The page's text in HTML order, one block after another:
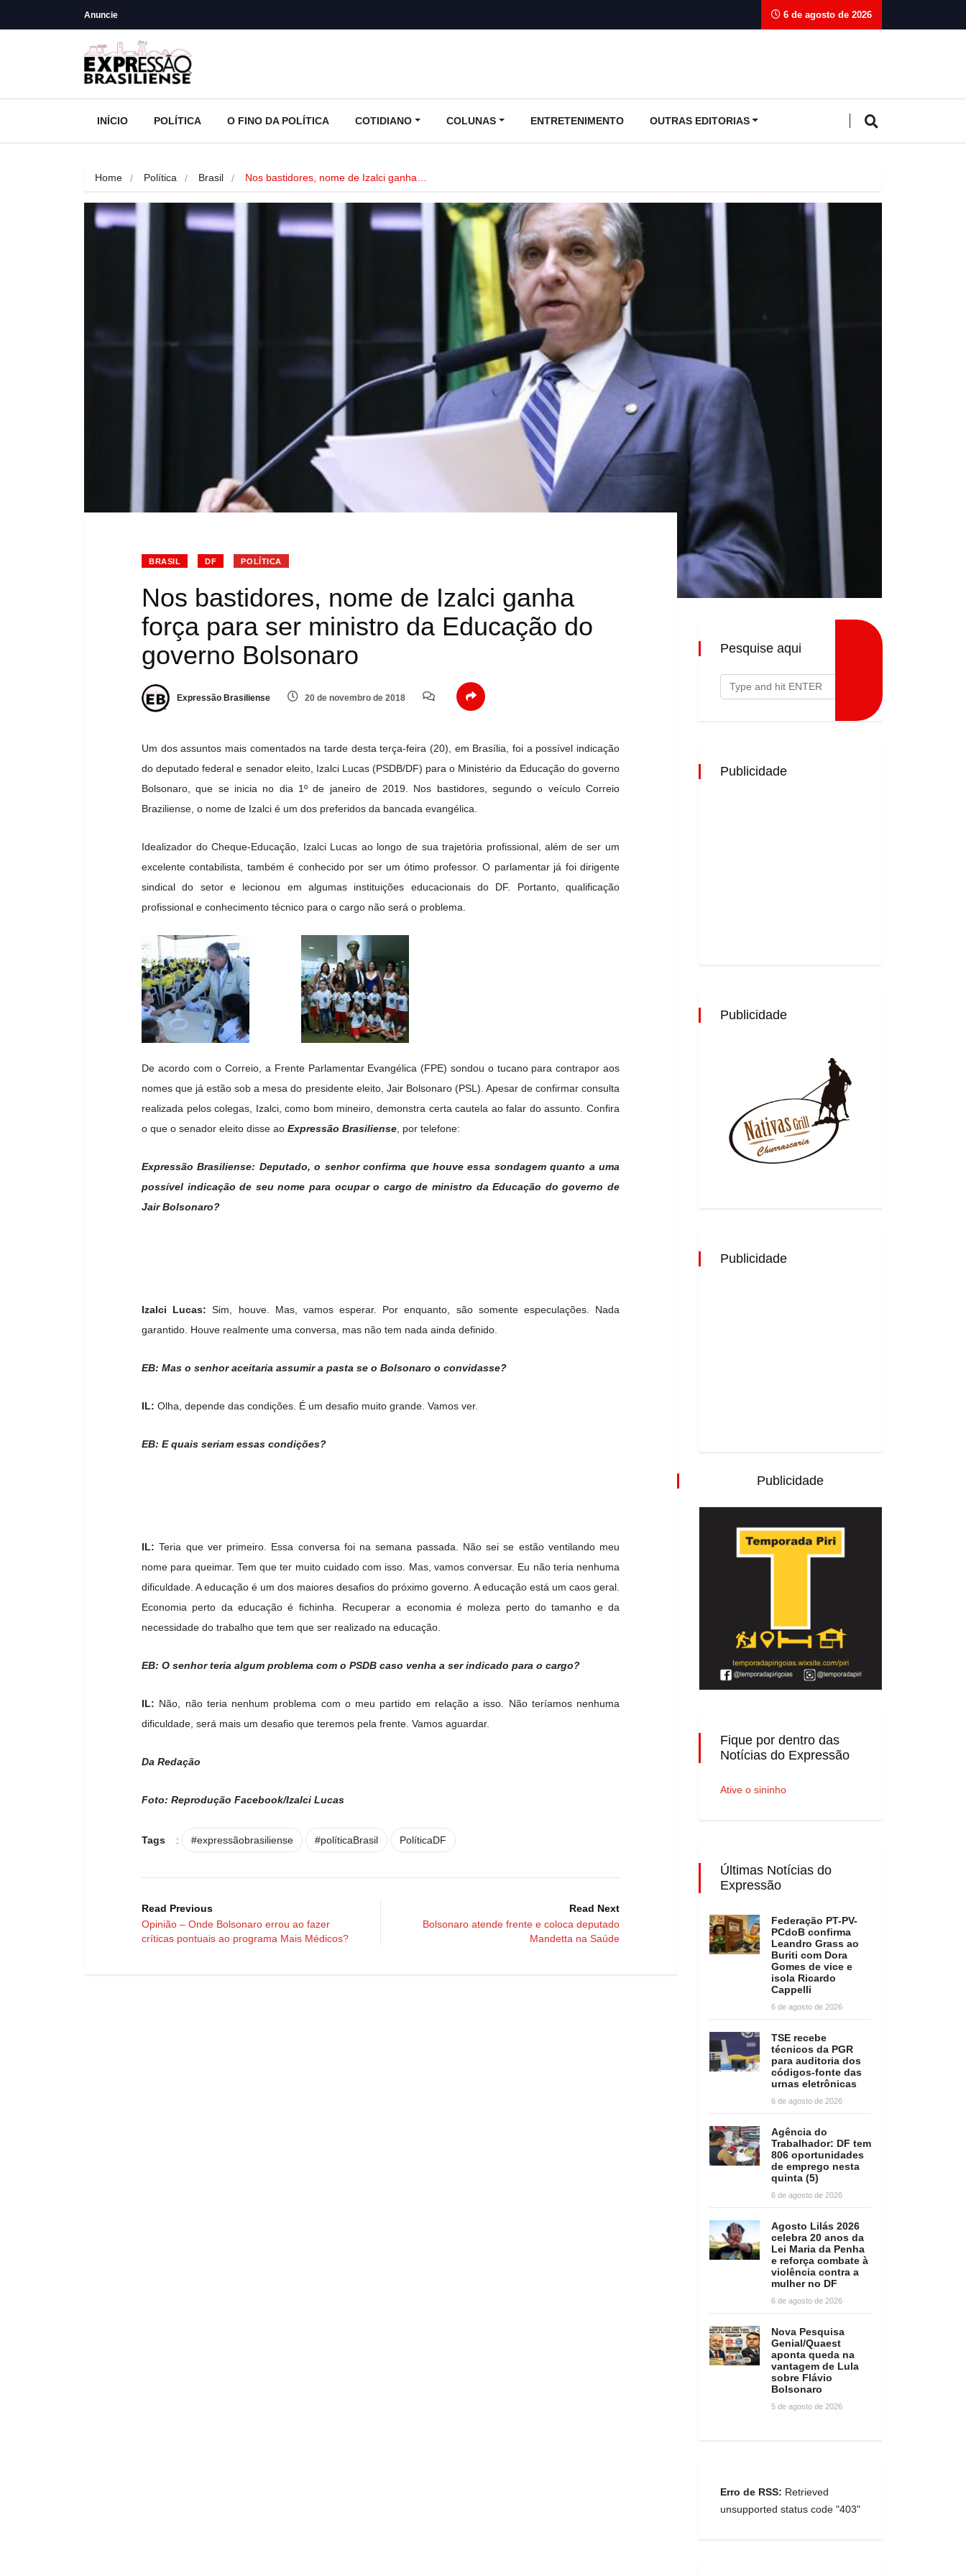
Anuncie 6 de agosto de 2026
INÍCIO POLÍTICA O FINO DA POLÍTICA COTIDIANO COLUNAS ENTRETENIMENTO OUTRAS EDITORIAS
Home Política Brasil Nos bastidores, nome de Izalci ganha…
BRASIL DF POLÍTICA
Nos bastidores, nome de Izalci ganha
força para ser ministro da Educação do
governo Bolsonaro
Expressão Brasiliense 20 de novembro de 2018
Um dos assuntos mais comentados na tarde desta terça-feira (20), em Brasília, foi a possível indicação
do deputado federal e senador eleito, Izalci Lucas (PSDB/DF) para o Ministério da Educação do governo
Bolsonaro, que se inicia no dia 1º de janeiro de 2019. Nos bastidores, segundo o veículo Correio
Braziliense, o nome de Izalci é um dos preferidos da bancada evangélica.
Idealizador do Cheque-Educação, Izalci Lucas ao longo de sua trajetória profissional, além de ser um
excelente contabilista, também é conhecido por ser um ótimo professor. O parlamentar já foi dirigente
sindical do setor e lecionou em algumas instituições educacionais do DF. Portanto, qualificação
profissional e conhecimento técnico para o cargo não será o problema.
De acordo com o Correio, a Frente Parlamentar Evangélica (FPE) sondou o tucano para contrapor aos
nomes que já estão sob a mesa do presidente eleito, Jair Bolsonaro (PSL). Apesar de confirmar consulta
realizada pelos colegas, Izalci, como bom mineiro, demonstra certa cautela ao falar do assunto. Confira
o que o senador eleito disse ao Expressão Brasiliense , por telefone:
Expressão Brasiliense: Deputado, o senhor confirma que houve essa sondagem quanto a uma
possível indicação de seu nome para ocupar o cargo de ministro da Educação do governo de
Jair Bolsonaro?
Izalci Lucas: Sim, houve. Mas, vamos esperar. Por enquanto, são somente especulações. Nada
garantido. Houve realmente uma conversa, mas não tem nada ainda definido.
EB: Mas o senhor aceitaria assumir a pasta se o Bolsonaro o convidasse?
IL: Olha, depende das condições. É um desafio muito grande. Vamos ver.
EB: E quais seriam essas condições?
IL: Teria que ver primeiro. Essa conversa foi na semana passada. Não sei se estão ventilando meu
nome para queimar. Tem que ter muito cuidado com isso. Mas, vamos conversar. Eu não teria nenhuma
dificuldade. A educação é um dos maiores desafios do próximo governo. A educação está um caos geral.
Economia perto da educação é fichinha. Recuperar a economia é moleza perto do tamanho e da
necessidade do trabalho que tem que ser realizado na educação.
EB: O senhor teria algum problema com o PSDB caso venha a ser indicado para o cargo?
IL: Não, não teria nenhum problema com o meu partido em relação a isso. Não teríamos nenhuma
dificuldade, será mais um desafio que teremos pela frente. Vamos aguardar.
Da Redação
Foto: Reprodução Facebook/Izalci Lucas
Tags : #expressãobrasiliense #políticaBrasil PolíticaDF
Read Previous
Opinião – Onde Bolsonaro errou ao fazer
críticas pontuais ao programa Mais Médicos?
Read Next
Bolsonaro atende frente e coloca deputado
Mandetta na Saúde
Pesquise aqui
Publicidade
Publicidade
Publicidade
Publicidade
Fique por dentro das
Notícias do Expressão
Ative o sininho
Últimas Notícias do
Expressão
Federação PT-PV-
PCdoB confirma
Leandro Grass ao
Buriti com Dora
Gomes de vice e
isola Ricardo
Cappelli
6 de agosto de 2026
TSE recebe
técnicos da PGR
para auditoria dos
códigos-fonte das
urnas eletrônicas
6 de agosto de 2026
Agência do
Trabalhador: DF tem
806 oportunidades
de emprego nesta
quinta (5)
6 de agosto de 2026
Agosto Lilás 2026
celebra 20 anos da
Lei Maria da Penha
e reforça combate à
violência contra a
mulher no DF
6 de agosto de 2026
Nova Pesquisa
Genial/Quaest
aponta queda na
vantagem de Lula
sobre Flávio
Bolsonaro
5 de agosto de 2026
Erro de RSS: Retrieved
unsupported status code "403"